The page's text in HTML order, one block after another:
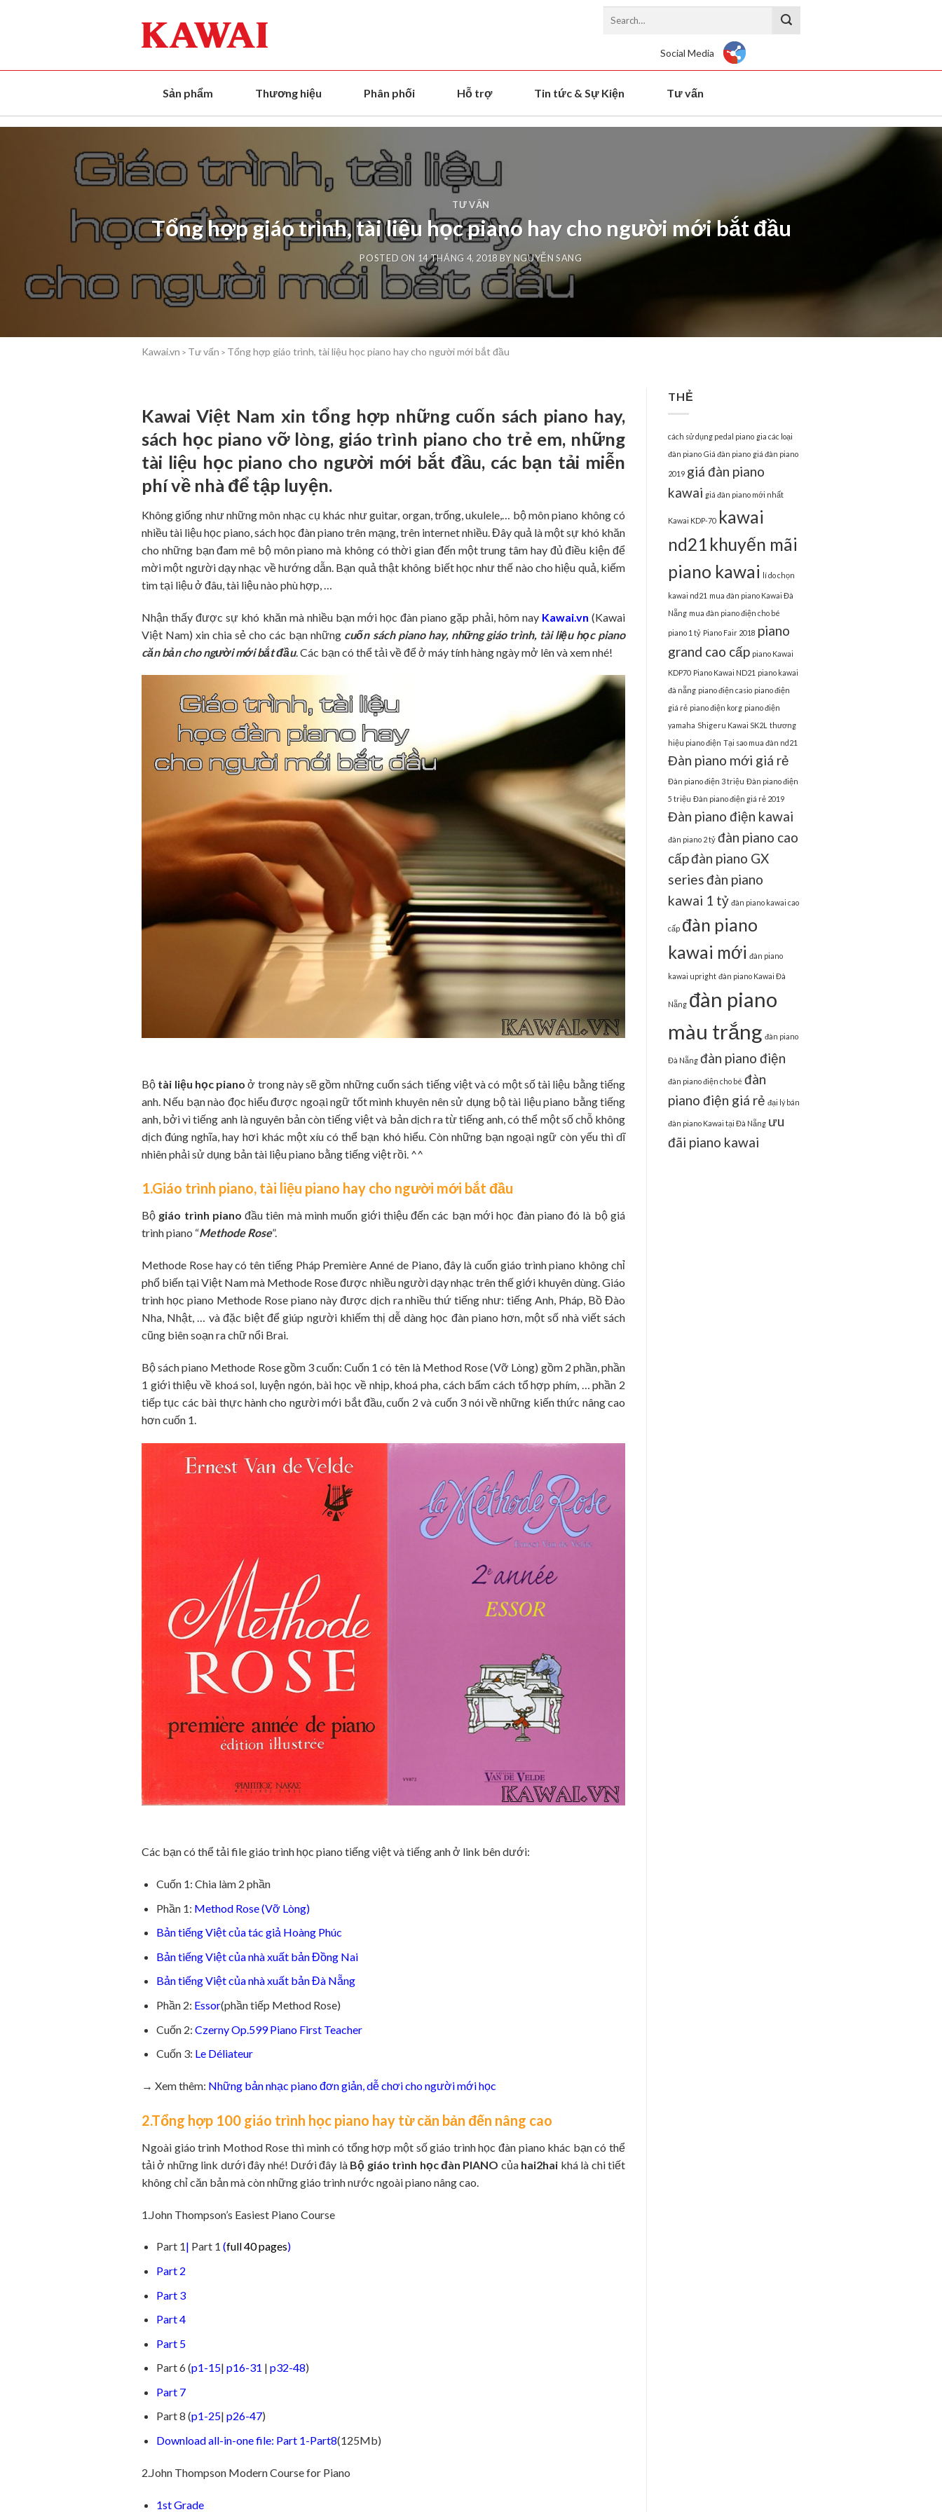
Social Media
Sản phẩm Thương hiệu Phân phối Hỗ trợ Tin tức & Sự Kiện Tư vấn
TƯ VẤN
Tổng hợp giáo trình, tài liệu học piano hay cho người mới bắt đầu
POSTED ON 14 THÁNG 4, 2018 BYNGUYỄN SANG
Kawai.vn > Tư vấn > Tổng hợp giáo trình, tài liệu học piano hay cho người mới bắt đầu
Kawai Việt Nam xin tổng hợp những cuốn sách piano hay,
sách học piano vỡ lòng, giáo trình piano cho trẻ em, những
tài liệu học piano cho người mới bắt đầu, các bạn tải miễn
phí về nhà để tập luyện.
Không giống như những môn nhạc cụ khác như guitar, organ, trống, ukulele,… bộ môn piano không có
nhiều tài liệu học piano, sách học đàn piano trên mạng, trên internet nhiều. Đây quả là một sự khó khăn
cho những bạn đam mê bộ môn piano mà không có thời gian đến một trung tâm hay đủ điều kiện để
mời một người dạy nhạc về hướng dẫn. Bạn quả thật không biết học như thế nào cho hiệu quả, kiếm
tìm tại liệu ở đâu, tài liệu nào phù hợp, …
Nhận thấy được sự khó khăn mà nhiều bạn mới học đàn piano gặp phải, hôm nay Kawai.vn (Kawai
Việt Nam) xin chia sẻ cho các bạn những cuốn sách piano hay, những giáo trình, tài liệu học piano
căn bản cho người mới bắt đầu. Các bạn có thể tải về để ở máy tính hàng ngày mở lên và xem nhé!
Bộ tài liệu học piano ở trong này sẽ gồm những cuốn sách tiếng việt và có một số tài liệu bằng tiếng
anh. Nếu bạn nào đọc hiểu được ngoại ngữ tốt mình khuyên nên sử dụng bộ tài liệu piano bằng tiếng
anh, bởi vì tiếng anh là nguyên bản còn tiếng việt và bản dịch ra từ tiếng anh, có thể một số chỗ không
dịch đúng nghĩa, hay hơi khác một xíu có thể bạn khó hiểu. Còn những bạn ngoại ngữ còn yếu thì dĩ
nhiên phải sử dụng bản tài liệu piano bằng tiếng việt rồi. ^^
1.Giáo trình piano, tài liệu piano hay cho người mới bắt đầu
Bộ giáo trình piano đầu tiên mà mình muốn giới thiệu đến các bạn mới học đàn piano đó là bộ giá
trình piano “Methode Rose”.
Methode Rose hay có tên tiếng Pháp Première Anné de Piano, đây là cuốn giáo trình piano không chỉ
phổ biến tại Việt Nam mà Methode Rose được nhiều người dạy nhạc trên thế giới khuyên dùng. Giáo
trình học piano Methode Rose piano này được dịch ra nhiều thứ tiếng như: tiếng Anh, Pháp, Bồ Đào
Nha, Nhật, … và đặc biệt để giúp người khiếm thị dễ dàng học đàn piano hơn, một số nhà viết sách
cũng biên soạn ra chữ nổi Brai.
Bộ sách piano Methode Rose gồm 3 cuốn: Cuốn 1 có tên là Method Rose (Vỡ Lòng) gồm 2 phần, phần
1 giới thiệu về khoá sol, luyện ngón, bài học về nhịp, khoá pha, cách bấm cách tổ hợp phím, … phần 2
tiếp tục các bài thực hành cho người mới bắt đầu, cuốn 2 và cuốn 3 nói về những kiến thức nâng cao
hơn cuốn 1.
Các bạn có thể tải file giáo trình học piano tiếng việt và tiếng anh ở link bên dưới:
Cuốn 1: Chia làm 2 phần
Phần 1: Method Rose (Vỡ Lòng)
Bản tiếng Việt của tác giả Hoàng Phúc
Bản tiếng Việt của nhà xuất bản Đồng Nai
Bản tiếng Việt của nhà xuất bản Đà Nẵng
Phần 2: Essor(phần tiếp Method Rose)
Cuốn 2: Czerny Op.599 Piano First Teacher
Cuốn 3: Le Déliateur
→ Xem thêm: Những bản nhạc piano đơn giản, dễ chơi cho người mới học
2.Tổng hợp 100 giáo trình học piano hay từ căn bản đến nâng cao
Ngoài giáo trình Mothod Rose thì mình có tổng hợp một số giáo trình học đàn piano khác bạn có thể
tải ở những link dưới đây nhé! Dưới đây là Bộ giáo trình học đàn PIANO của hai2hai khá là chi tiết
không chỉ căn bản mà còn những giáo trình nước ngoài piano nâng cao.
1.John Thompson’s Easiest Piano Course
Part 1| Part 1 (full 40 pages)
Part 2
Part 3
Part 4
Part 5
Part 6 (p1-15| p16-31 | p32-48)
Part 7
Part 8 (p1-25| p26-47)
Download all-in-one file: Part 1-Part8(125Mb)
2.John Thompson Modern Course for Piano
1st Grade
THẺ
cách sử dụng pedal piano gia các loại
đàn piano Giá đàn piano giá đàn piano
2019 giá đàn piano
kawai giá đàn piano mới nhất
Kawai KDP-70 kawai
nd21 khuyến mãi
piano kawai lí do chọn
kawai nd21 mua đàn piano Kawai Đà
Nẵng mua đàn piano điện cho bé
piano 1 tỷ Piano Fair 2018 piano
grand cao cấp piano Kawai
KDP70 Piano Kawai ND21 piano kawai
đà nẵng piano điện casio piano điện
giá rẻ piano điện korg piano điện
yamaha Shigeru Kawai SK2L thương
hiệu piano điện Tại sao mua đàn nd21
Đàn piano mới giá rẻ
Đàn piano điện 3 triệu Đàn piano điện
5 triệu Đàn piano điện giá rẻ 2019
Đàn piano điện kawai
đàn piano 2 tỷ đàn piano cao
cấpđàn piano GX
seriesđàn piano
kawai 1 tỷ đàn piano kawai cao
cấp đàn piano
kawai mới đàn piano
kawai upright đàn piano Kawai Đà
Nẵng đàn piano
màu trắng đàn piano
Đà Nẵng đàn piano điện
đàn piano điện cho bé đàn
piano điện giá rẻ đại lý bán
đàn piano Kawai tại Đà Nẵng ưu
đãi piano kawai